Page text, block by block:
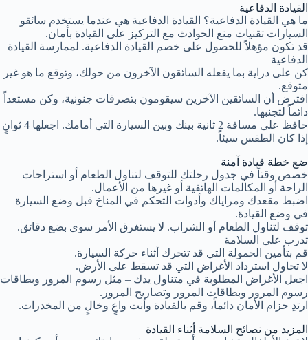
القيادة الدفاعية
ما هي القيادة الدفاعية؟ القيادة الدفاعية هي عندما يستخدم سائقو
السيارات تقنيات منع الحوادث مع التركيز على القيادة بأمان.
قد تكون مؤهلاً للحصول على خصم القيادة الدفاعية. لممارسة القيادة
الدفاعية
كن على دراية بما يفعله السائقون الآخرون من حولك، وتوقع ما هو غير
متوقع.
افترض أن السائقين الآخرين سيقومون بتصرفات جنونية، وكن مستعداً
دائماً لتجنبها.
حافظ على مسافة 2 ثانية بينك وبين السيارة التي أمامك. اجعلها 4 ثوانٍ
إذا كان الطقس سيئاً.
ضع خطة قيادة آمنة
خصص وقتاً في جدول رحلتك للتوقف لتناول الطعام أو استراحات
الراحة أو المكالمات الهاتفية أو غيرها من الأعمال.
اضبط مقعدك ومراياك وأدوات التحكم في المناخ قبل وضع السيارة
في وضع القيادة.
توقف لتناول الطعام أو الشراب. لا يستغرق الأمر سوى بضع دقائق.
تدرب على السلامة
قم بتأمين الحمولة التي قد تتحرك أثناء حركة السيارة.
لا تحاول استرداد الأغراض التي قد تسقط على الأرض.
اجعل الأغراض المطلوبة في متناول يدك – مثل رسوم المرور وبطاقات
رسوم المرور وبطاقات المرور وتصاريح المرور.
ارتدِ حزام الأمان دائماً، وقم بالقيادة وأنت واعٍ وخالٍ من المخدرات.
المزيد من نصائح السلامة أثناء القيادة